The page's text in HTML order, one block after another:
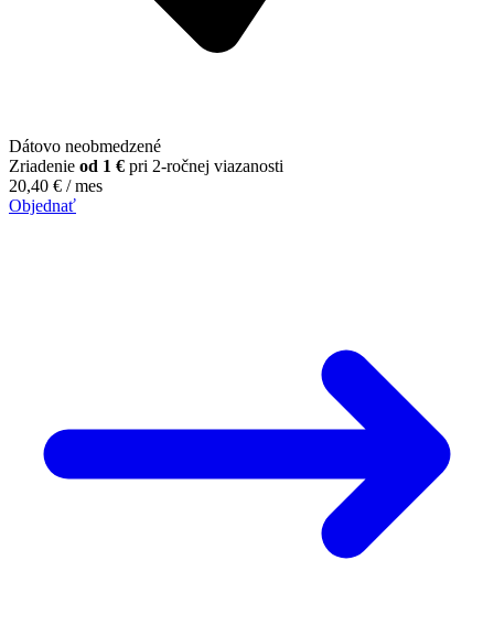
Dátovo neobmedzené
Zriadenie od 1 € pri 2-ročnej viazanosti
20,40 € / mes
Objednať